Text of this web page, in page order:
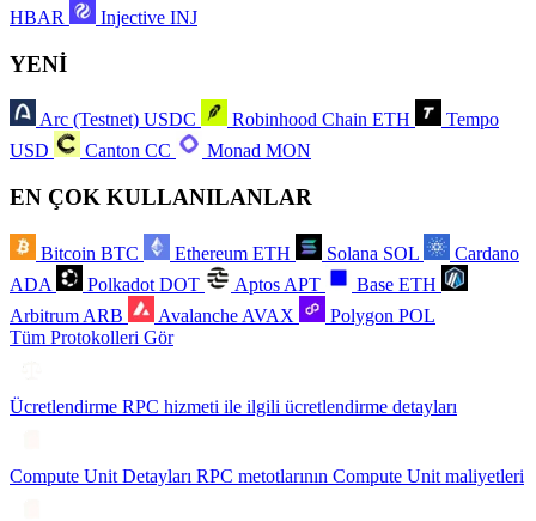
HBAR
Injective INJ
YENİ
Arc (Testnet) USDC Robinhood Chain ETH
Tempo
USD
Canton CC Monad MON
EN ÇOK KULLANILANLAR
Bitcoin BTC Ethereum ETH Solana SOL
Cardano
ADA
Polkadot DOT Aptos APT Base ETH
Arbitrum ARB Avalanche AVAX Polygon POL
Tüm Protokolleri Gör
Ücretlendirme RPC hizmeti ile ilgili ücretlendirme detayları
Compute Unit Detayları RPC metotlarının Compute Unit maliyetleri